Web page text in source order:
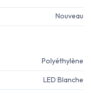
Nouveau
Polyéthylène
LED Blanche